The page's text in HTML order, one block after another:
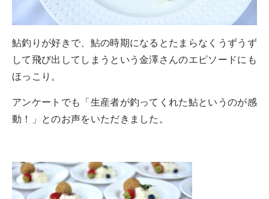
鮎釣りが好きで、鮎の時期になるとたまらなくうずうず
して飛び出してしまうという金澤さんのエピソードにも
ほっこり。
アンケートでも「生産者が釣ってくれた鮎というのが感
動！」とのお声をいただきました。